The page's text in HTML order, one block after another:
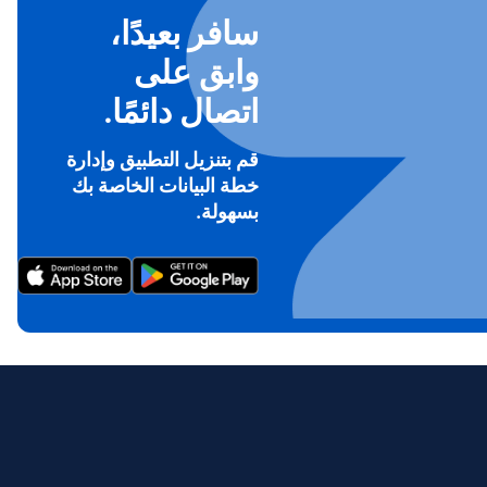
To
in
سافر بعيدًا،
وابق على
اتصال دائمًا.
قم بتنزيل التطبيق وإدارة
خطة البيانات الخاصة بك
بسهولة.